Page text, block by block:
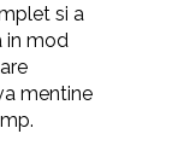
si a
in mod
mentine